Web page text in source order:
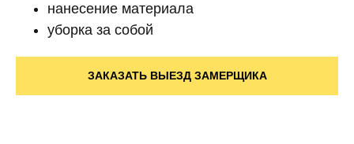
нанесение материала
уборка за собой
ЗАКАЗАТЬ ВЫЕЗД ЗАМЕРЩИКА